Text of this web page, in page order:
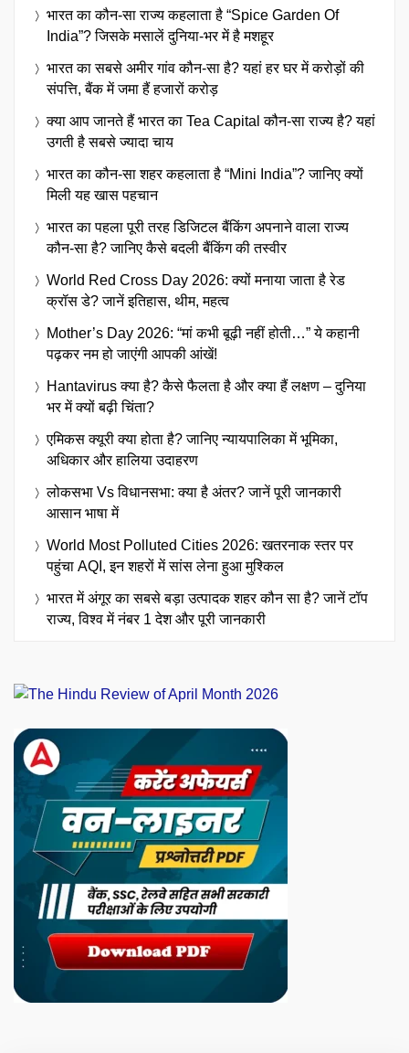
भारत का कौन-सा राज्य कहलाता है “Spice Garden Of
India”? जिसके मसालें दुनिया-भर में है मशहूर
भारत का सबसे अमीर गांव कौन-सा है? यहां हर घर में करोड़ों की
संपत्ति, बैंक में जमा हैं हजारों करोड़
क्या आप जानते हैं भारत का Tea Capital कौन-सा राज्य है? यहां
उगती है सबसे ज्यादा चाय
भारत का कौन-सा शहर कहलाता है “Mini India”? जानिए क्यों
मिली यह खास पहचान
भारत का पहला पूरी तरह डिजिटल बैंकिंग अपनाने वाला राज्य
कौन-सा है? जानिए कैसे बदली बैंकिंग की तस्वीर
World Red Cross Day 2026: क्यों मनाया जाता है रेड
क्रॉस डे? जानें इतिहास, थीम, महत्व
Mother’s Day 2026: “मां कभी बूढ़ी नहीं होती…” ये कहानी
पढ़कर नम हो जाएंगी आपकी आंखें!
Hantavirus क्या है? कैसे फैलता है और क्या हैं लक्षण – दुनिया
भर में क्यों बढ़ी चिंता?
एमिकस क्यूरी क्या होता है? जानिए न्यायपालिका में भूमिका,
अधिकार और हालिया उदाहरण
लोकसभा Vs विधानसभा: क्या है अंतर? जानें पूरी जानकारी
आसान भाषा में
World Most Polluted Cities 2026: खतरनाक स्तर पर
पहुंचा AQI, इन शहरों में सांस लेना हुआ मुश्किल
भारत में अंगूर का सबसे बड़ा उत्पादक शहर कौन सा है? जानें टॉप
राज्य, विश्व में नंबर 1 देश और पूरी जानकारी